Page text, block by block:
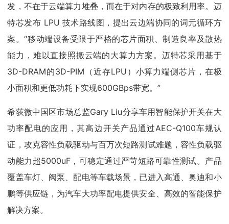
发，不在于云端算力堆叠，而在于对内存的极致利用率。迈
特芯发布 LPU 技术路线图，提出云边端协同的词元循环方
案。“移动端设备受限于严格的芯片面积、制造良率及散热
能力，难以直接照搬云端的大算力方案。迈特芯采用基于
3D-DRAM的3D-PIM（近存LPU）小算力端侧芯片，在极
小面积和更低功耗下实现600GBps带宽。”
希荻微中国区市场总监Gary Liu分享车用智能保护开关在大
功率配电的应用，其高边开关产品通过AEC-Q100车规认
证，攻克容性负载驱动与百万次短路测试难题，容性负载驱
动能力超5000uF，可稳定通过严苛短路可靠性测试。产品
覆盖车灯、阀泵、配电等车载场景，已进入高通、奥迪和小
鹏等供应链，为汽车大功率配电提供安全、高效的智能保护
解决方案。